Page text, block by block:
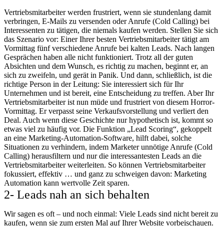
Vertriebsmitarbeiter werden frustriert, wenn sie stundenlang damit
verbringen, E-Mails zu versenden oder Anrufe (Cold Calling) bei
Interessenten zu tätigen, die niemals kaufen werden. Stellen Sie sich
das Szenario vor: Einer Ihrer besten Vertriebsmitarbeiter tätigt am
Vormittag fünf verschiedene Anrufe bei kalten Leads. Nach langen
Gesprächen haben alle nicht funktioniert. Trotz all der guten
Absichten und dem Wunsch, es richtig zu machen, beginnt er, an
sich zu zweifeln, und gerät in Panik. Und dann, schließlich, ist die
richtige Person in der Leitung: Sie interessiert sich für Ihr
Unternehmen und ist bereit, eine Entscheidung zu treffen. Aber Ihr
Vertriebsmitarbeiter ist nun müde und frustriert von diesem Horror-
Vormittag. Er verpasst seine Verkaufsvorstellung und verliert den
Deal. Auch wenn diese Geschichte nur hypothetisch ist, kommt so
etwas viel zu häufig vor. Die Funktion „Lead Scoring“, gekoppelt
an eine Marketing-Automation-Software, hilft dabei, solche
Situationen zu verhindern, indem Marketer unnötige Anrufe (Cold
Calling) herausfiltern und nur die interessantesten Leads an die
Vertriebsmitarbeiter weiterleiten. So können Vertriebsmitarbeiter
fokussiert, effektiv … und ganz zu schweigen davon: Marketing
Automation kann wertvolle Zeit sparen.
2- Leads nah an sich behalten
Wir sagen es oft – und noch einmal: Viele Leads sind nicht bereit zu
kaufen, wenn sie zum ersten Mal auf Ihrer Website vorbeischauen.